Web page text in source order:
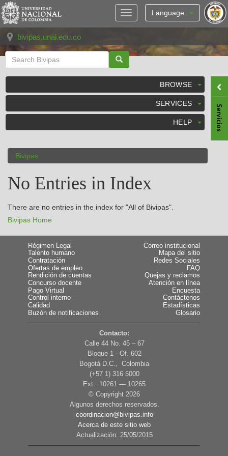
Skip
navigation
Language
bivipas.unal.edu.co
BROWSE
SERVICES
HELP
Bivipas
No Entries in Index
There are no entries in the index for "All of Bivipas".
Bivipas Home
Régimen Legal
Talento humano
Contratación
Ofertas de empleo
Rendición de cuentas
Concurso docente
Pago Virtual
Control interno
Calidad
Buzón de notificaciones
Correo institucional
Mapa del sitio
Redes Sociales
FAQ
Quejas y reclamos
Atención en línea
Encuesta
Contáctenos
Estadísticas
Glosario
Contacto:
Calle 44 No. 45 – 67
Bloque 1 - Of. 602
Bogotá D.C., Colombia
(+57 1) 316 5000
Ext.: 10261 — 10265
© Copyright 2026
Algunos derechos reservados.
coordinacion@bivipas.info
Acerca de este sitio web
Actualización: 25/05/2015